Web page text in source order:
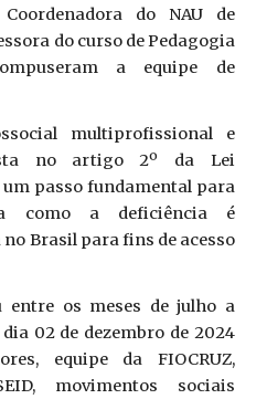
do NAU de
do curso de Pedagogia
a equipe de
multiprofissional e
no artigo 2º da Lei
passo fundamental para
como a deficiência é
Brasil para fins de acesso
entre os meses de julho a
02 de dezembro de 2024
equipe da FIOCRUZ,
movimentos sociais